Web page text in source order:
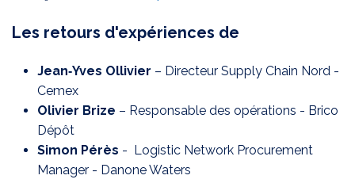
Les retours d'expériences de
Jean‑Yves Ollivier – Directeur Supply Chain Nord -
Cemex
Olivier Brize – Responsable des opérations - Brico
Dépôt
Simon Pérès - Logistic Network Procurement
Manager - Danone Waters